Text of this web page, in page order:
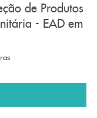
de Produtos
- EAD em